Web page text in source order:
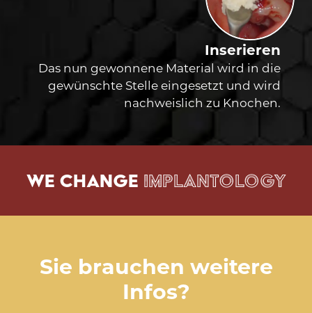
Inserieren
Das nun gewonnene Material wird in die
gewünschte Stelle eingesetzt und wird
nachweislich zu Knochen.
WE CHANGEIMPLANTOLOGY
Sie brauchen weitere
Infos?